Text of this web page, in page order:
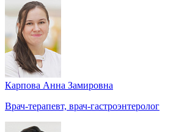
Карпова Анна Замировна
Врач-терапевт, врач-гастроэнтеролог